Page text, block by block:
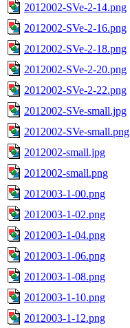
2012002-SVe-2-14.png
2012002-SVe-2-16.png
2012002-SVe-2-18.png
2012002-SVe-2-20.png
2012002-SVe-2-22.png
2012002-SVe-small.jpg
2012002-SVe-small.png
2012002-small.jpg
2012002-small.png
2012003-1-00.png
2012003-1-02.png
2012003-1-04.png
2012003-1-06.png
2012003-1-08.png
2012003-1-10.png
2012003-1-12.png